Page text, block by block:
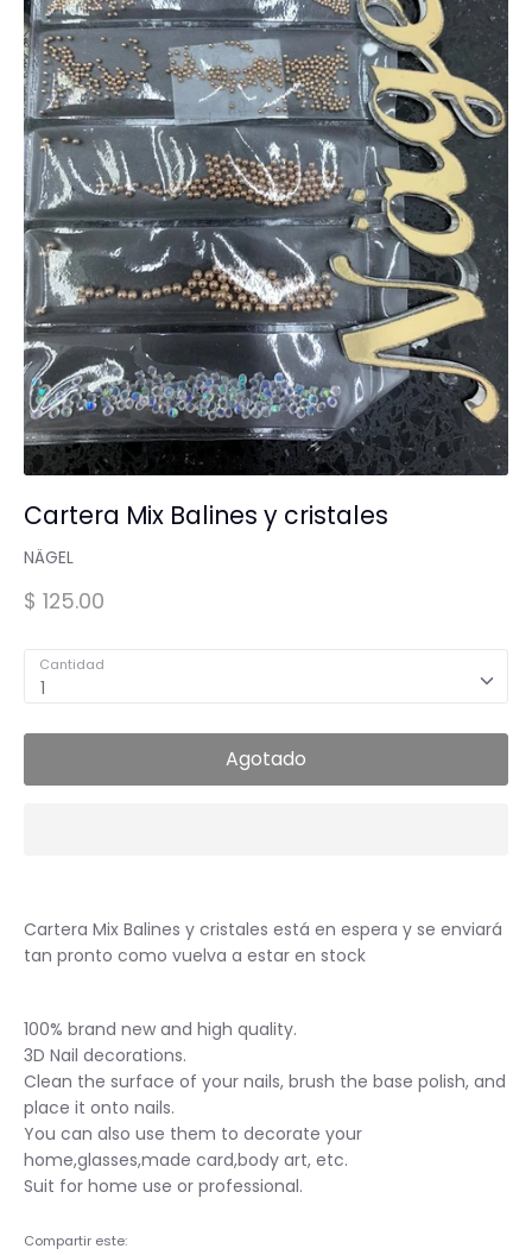
*****EFECTOS EN GEL**** EFECTOS ESPEJO METALICOS
DECORACIONES (Glitter, Foil, Estoperoles...)
Stickers & Tattoos para uñas
Herramientas
Spa para Manos y Pies
Complementos para Mesa
Cartera Mix Balines y cristales
NÄGEL
$ 125.00
Cantidad
1
Agotado
Cartera Mix Balines y cristales está en espera y se enviará
tan pronto como vuelva a estar en stock
100% brand new and high quality.
3D Nail decorations.
Clean the surface of your nails, brush the base polish, and
place it onto nails.
You can also use them to decorate your
home,glasses,made card,body art, etc.
Suit for home use or professional.
Compartir este: